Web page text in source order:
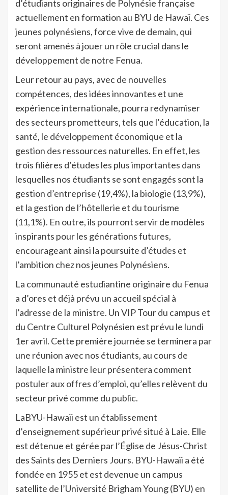
d’étudiants originaires de Polynésie française
actuellement en formation au BYU de Hawaï. Ces
jeunes polynésiens, force vive de demain, qui
seront amenés à jouer un rôle crucial dans le
développement de notre Fenua.
Leur retour au pays, avec de nouvelles
compétences, des idées innovantes et une
expérience internationale, pourra redynamiser
des secteurs prometteurs, tels que l’éducation, la
santé, le développement économique et la
gestion des ressources naturelles. En effet, les
trois filières d’études les plus importantes dans
lesquelles nos étudiants se sont engagés sont la
gestion d’entreprise (19,4%), la biologie (13,9%),
et la gestion de l’hôtellerie et du tourisme
(11,1%). En outre, ils pourront servir de modèles
inspirants pour les générations futures,
encourageant ainsi la poursuite d’études et
l’ambition chez nos jeunes Polynésiens.
La communauté estudiantine originaire du Fenua
a d’ores et déjà prévu un accueil spécial à
l’adresse de la ministre. Un VIP Tour du campus et
du Centre Culturel Polynésien est prévu le lundi
1er avril. Cette première journée se terminera par
une réunion avec nos étudiants, au cours de
laquelle la ministre leur présentera comment
postuler aux offres d’emploi, qu’elles relèvent du
secteur privé comme du public.
LaBYU-Hawaii est un établissement
d’enseignement supérieur privé situé à Laie. Elle
est détenue et gérée par l’Église de Jésus-Christ
des Saints des Derniers Jours. BYU-Hawaii a été
fondée en 1955 et est devenue un campus
satellite de l’Université Brigham Young (BYU) en